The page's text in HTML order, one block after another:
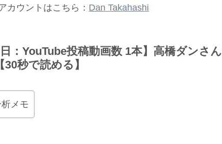
カウントはこちら： Dan Takahashi
日：YouTube投稿動画数 1本】高橋ダンさ
秒で読める】
メモ